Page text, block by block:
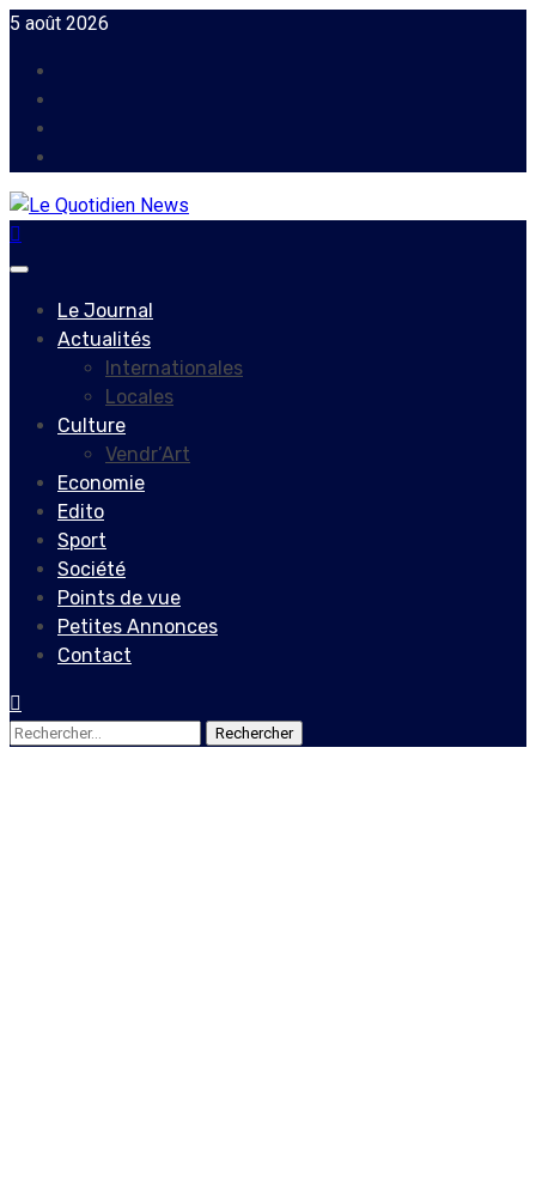
Skip
content
5 août 2026
Primary
Le Journal
Actualités
Internationales
Locales
Culture
Vendr’Art
Economie
Edito
Sport
Société
Points de vue
Petites Annonces
Contact
Rechercher :